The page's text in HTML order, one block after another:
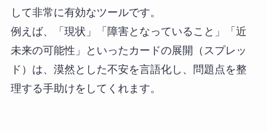
して非常に有効なツールです。
例えば、「現状」「障害となっていること」「近
未来の可能性」といったカードの展開（スプレッ
ド）は、漠然とした不安を言語化し、問題点を整
理する手助けをしてくれます。